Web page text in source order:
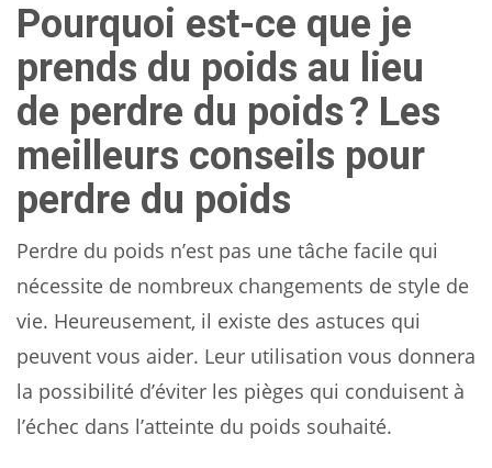
Pourquoi est-ce que je
prends du poids au lieu
de perdre du poids ? Les
meilleurs conseils pour
perdre du poids
Perdre du poids n’est pas une tâche facile qui
nécessite de nombreux changements de style de
vie. Heureusement, il existe des astuces qui
peuvent vous aider. Leur utilisation vous donnera
la possibilité d’éviter les pièges qui conduisent à
l’échec dans l’atteinte du poids souhaité.